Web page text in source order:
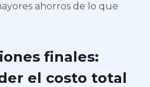
ahorros de lo que
finales:
el costo total